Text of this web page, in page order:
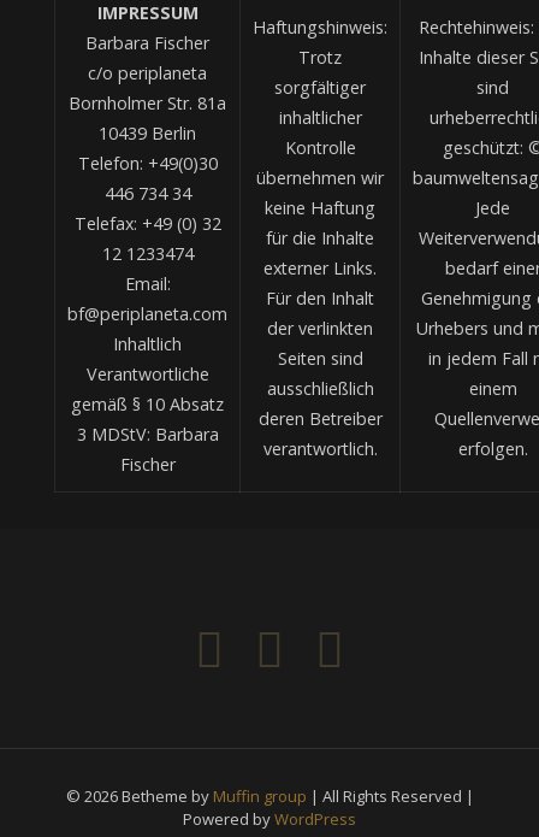
IMPRESSUM
Barbara Fischer
c/o periplaneta
Bornholmer Str. 81a
10439 Berlin
Telefon: +49(0)30
446 734 34
Telefax: +49 (0) 32
12 1233474
Email:
bf@periplaneta.com
Inhaltlich
Verantwortliche
gemäß § 10 Absatz
3 MDStV: Barbara
Fischer
Haftungshinweis:
Trotz
sorgfältiger
inhaltlicher
Kontrolle
übernehmen wir
keine Haftung
für die Inhalte
externer Links.
Für den Inhalt
der verlinkten
Seiten sind
ausschließlich
deren Betreiber
verantwortlich.
Rechtehinweis:
Inhalte dieser
sind
geschützt:
Jede
bedarf
Genehmigung
Urhebers und
in jedem Fall
einem
erfolgen.
© 2026 Betheme by Muffin group | All Rights Reserved |
Powered byWordPress